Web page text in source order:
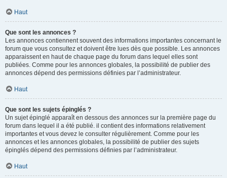
Haut
Que sont les annonces ?
Les annonces contiennent souvent des informations importantes concernant le
forum que vous consultez et doivent être lues dès que possible. Les annonces
apparaissent en haut de chaque page du forum dans lequel elles sont
publiées. Comme pour les annonces globales, la possibilité de publier des
annonces dépend des permissions définies par l’administrateur.
Haut
Que sont les sujets épinglés ?
Un sujet épinglé apparaît en dessous des annonces sur la première page du
forum dans lequel il a été publié. il contient des informations relativement
importantes et vous devez le consulter régulièrement. Comme pour les
annonces et les annonces globales, la possibilité de publier des sujets
épinglés dépend des permissions définies par l’administrateur.
Haut